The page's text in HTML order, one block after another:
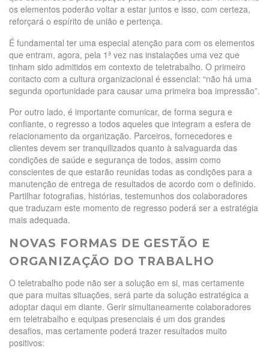
os elementos poderão voltar a estar juntos e isso, com certeza,
reforçará o espírito de união e pertença.
É fundamental ter uma especial atenção para com os elementos
que entram, agora, pela 1ª vez nas instalações uma vez que
tinham sido admitidos em contexto de teletrabalho. O primeiro
contacto com a cultura organizacional é essencial: “não há uma
segunda oportunidade para causar uma primeira boa impressão”.
Por outro lado, é importante comunicar, de forma segura e
confiante, o regresso a todos aqueles que integram a esfera de
relacionamento da organização. Parceiros, fornecedores e
clientes devem ser tranquilizados quanto à salvaguarda das
condições de saúde e segurança de todos, assim como
conscientes de que estarão reunidas todas as condições para a
manutenção de entrega de resultados de acordo com o definido.
Partilhar fotografias, histórias, testemunhos dos colaboradores
que traduzam este momento de regresso poderá ser a estratégia
mais adequada.
NOVAS FORMAS DE GESTÃO E
ORGANIZAÇÃO DO TRABALHO
O teletrabalho pode não ser a solução em si, mas certamente
que para muitas situações, será parte da solução estratégica a
adoptar daqui em diante. Gerir simultaneamente colaboradores
em teletrabalho e equipas presenciais é um dos grandes
desafios, mas certamente poderá trazer resultados muito
positivos: